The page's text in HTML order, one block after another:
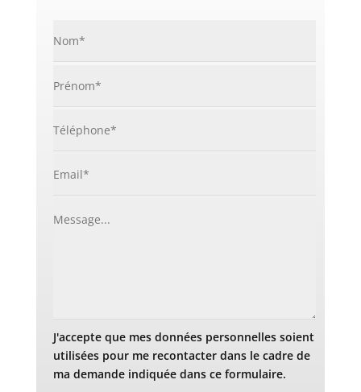
J'accepte que mes données personnelles soient
utilisées pour me recontacter dans le cadre de
ma demande indiquée dans ce formulaire.